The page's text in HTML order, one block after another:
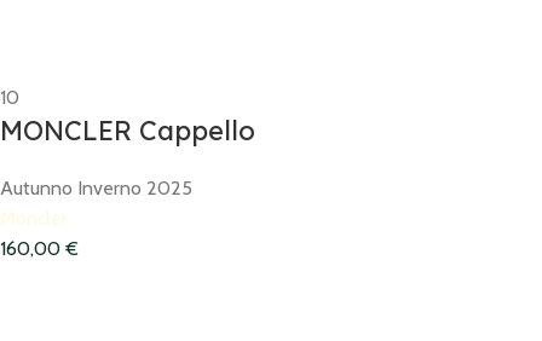
10
MONCLER Cappello
Autunno Inverno 2025
Moncler
160,00 €